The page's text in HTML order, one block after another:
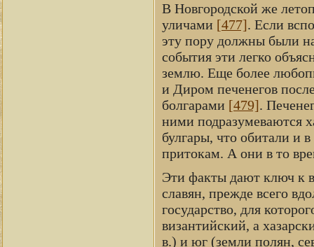
В Новгородской же
уличами [477]. Если
эту пору должны были
события эти легко
землю. Еще более
и Диром печенегов
болгарами [479].
ними подразумеваются
булгары, что обитали и
притокам. А они в то
Эти факты дают ключ к
славян, прежде всего
государство, для
византийский, а
в.) и юг (земли полян,